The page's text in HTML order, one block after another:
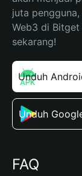
juta
Web3 di Bitget
sekarang!
Unduh
Unduh
FAQ